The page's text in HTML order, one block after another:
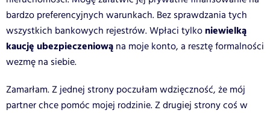
bardzo preferencyjnych warunkach. Bez sprawdzania tych
wszystkich bankowych rejestrów. Wpłaci tylko niewielką
kaucję ubezpieczeniową na moje konto, a resztę formalności
wezmę na siebie.
Zamarłam. Z jednej strony poczułam wdzięczność, że mój
partner chce pomóc mojej rodzinie. Z drugiej strony coś w